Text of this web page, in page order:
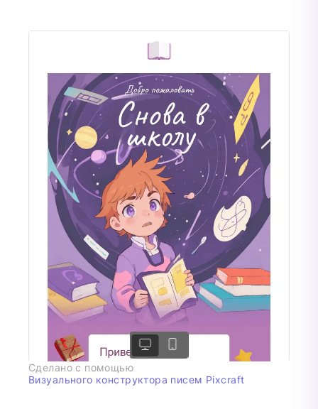
Сделано с помощью
Визуального конструктора писем Pixcraft